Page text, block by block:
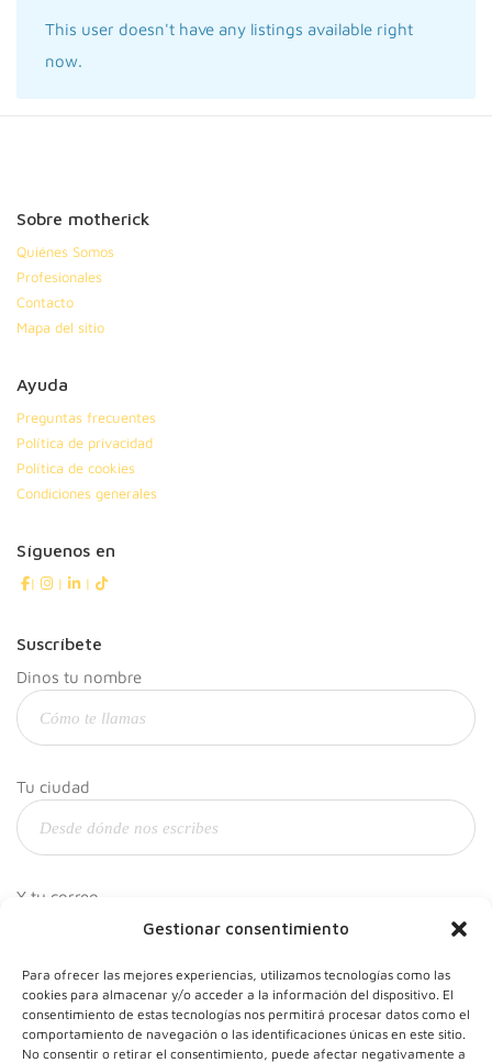
Gestionar consentimiento
Para ofrecer las mejores experiencias, utilizamos tecnologías como las
cookies para almacenar y/o acceder a la información del dispositivo. El
consentimiento de estas tecnologías nos permitirá procesar datos como el
comportamiento de navegación o las identificaciones únicas en este sitio.
No consentir o retirar el consentimiento, puede afectar negativamente a
This user doesn't have any listings available right
now.
Sobre motherick
Quiénes Somos
Profesionales
Contacto
Mapa del sitio
Ayuda
Preguntas frecuentes
Política de privacidad
Política de cookies
Condiciones generales
Síguenos en
| | |
Suscríbete
Dinos tu nombre
Tu ciudad
Y tu correo